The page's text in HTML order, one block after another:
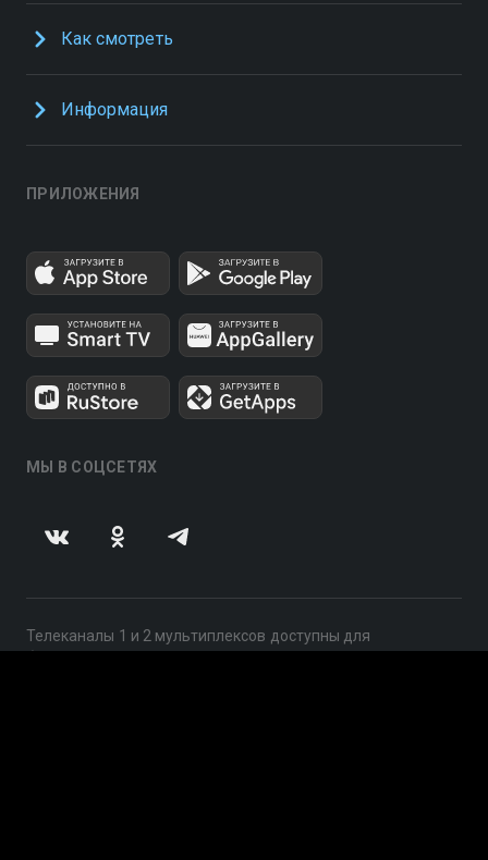
Как смотреть
Информация
ПРИЛОЖЕНИЯ
МЫ В СОЦСЕТЯХ
Телеканалы 1 и 2 мультиплексов доступны для
бесплатного просмотра в непрерывном режиме,